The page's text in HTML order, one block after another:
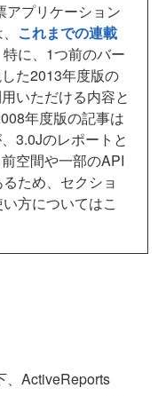
プリケーション
これまでの連載
に、1つ前のバー
た2013年度版の
いただける内容と
年度版の記事は
3.0Jのレポートと
空間や一部のAPI
ため、セクショ
方についてはこ
、ActiveReports